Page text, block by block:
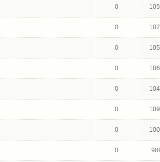
0
0
0
0
0
0
0
0